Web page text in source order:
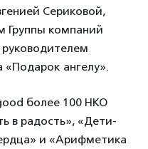
Сериковой,
Группы компаний
«Подарок ангелу».
более 100 НКО
в радость», «Дети-
и «Арифметика